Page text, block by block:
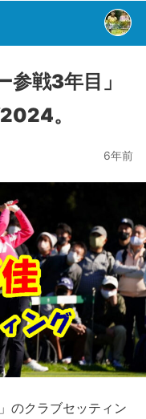
参戦3年目」
。
6年前
のクラブセッティン